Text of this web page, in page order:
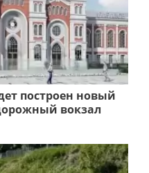
построен новый
вокзал